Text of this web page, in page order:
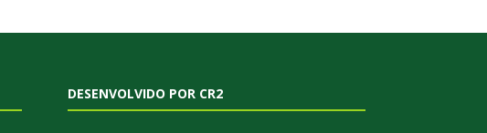
DESENVOLVIDO POR CR2